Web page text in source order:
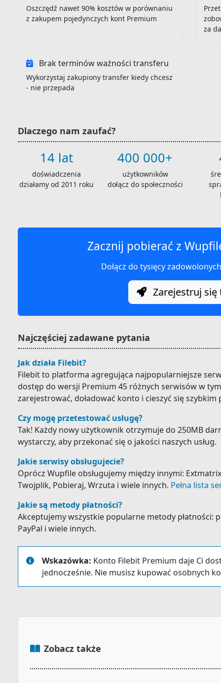
Oszczędź nawet 90% kosztów w porównaniu
z zakupem pojedynczych kont Premium
za
Brak terminów ważności transferu
Wykorzystaj zakupiony transfer kiedy chcesz
- nie przepada
Dlaczego nam zaufać?
14 lat
doświadczenia
działamy od 2011 roku
400 000+
użytkowników
dołącz do społeczności
Zacznij pobierać z
Dołącz do tysięcy
Zarejestruj się
Najczęściej zadawane pytania
Jak działa Filebit?
Filebit to platforma agregująca najpopularniejsze
dostęp do wersji Premium 45 różnych serwisów w
zarejestrować, doładować konto i cieszyć się szybkim
Czy mogę przetestować usługę?
Tak! Każdy nowy użytkownik otrzymuje do 250MB
wystarczy, aby przekonać się o jakości naszych usług.
Jakie serwisy obsługujecie?
Oprócz Wupfile obsługujemy między innymi:
Twojplik, Pobieraj, Wrzuta i wiele innych. Pełna lista
Jakie są metody płatności?
Akceptujemy wszystkie popularne metody płatności:
PayPal i wiele innych.
Wskazówka: Konto Filebit Premium daje Ci
jednocześnie. Nie musisz kupować osobnych
Zobacz także